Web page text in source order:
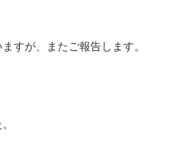
すが、またご報告します。